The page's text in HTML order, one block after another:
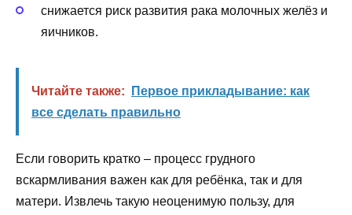
снижается риск развития рака молочных желёз и
яичников.
Читайте также:
Первое прикладывание: как
все сделать правильно
Если говорить кратко – процесс грудного
вскармливания важен как для ребёнка, так и для
матери. Извлечь такую неоценимую пользу, для